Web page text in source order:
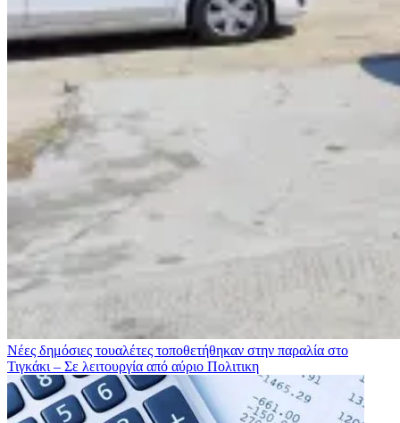
Νέες δημόσιες τουαλέτες τοποθετήθηκαν στην παραλία στο
Τιγκάκι – Σε λειτουργία από αύριο Πολιτικη